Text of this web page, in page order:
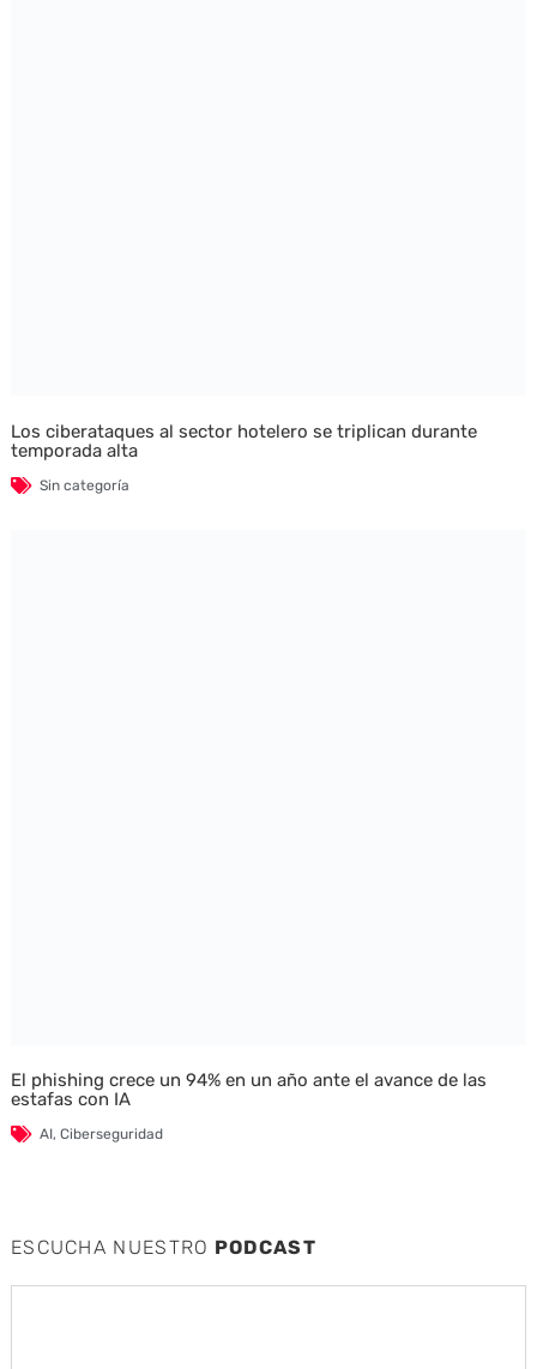
Los ciberataques al sector hotelero se triplican durante
temporada alta
Sin categoría
El phishing crece un 94% en un año ante el avance de las
estafas con IA
AI, Ciberseguridad
ESCUCHA NUESTRO PODCAST